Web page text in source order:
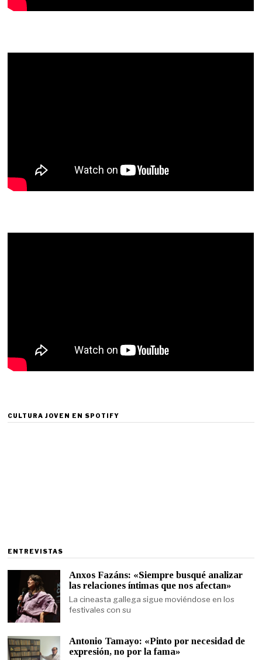
CULTURA JOVEN EN SPOTIFY
ENTREVISTAS
Anxos Fazáns: «Siempre busqué analizar
las relaciones íntimas que nos afectan»
La cineasta gallega sigue moviéndose en los
festivales con su
Antonio Tamayo: «Pinto por necesidad de
expresión, no por la fama»